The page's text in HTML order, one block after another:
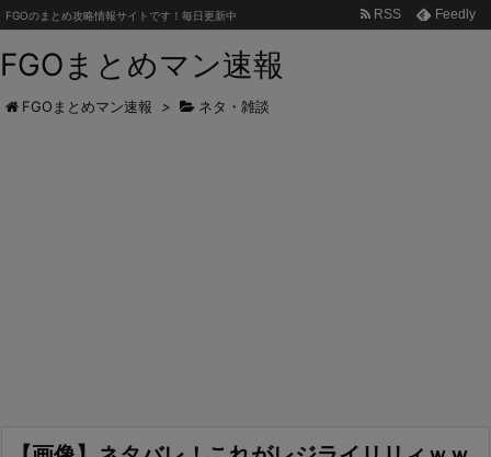
FGOまとめマン速報
FGOのまとめ攻略情報サイトです！毎日更新中 RSS Feedly
FGOまとめマン速報 > ネタ・雑談